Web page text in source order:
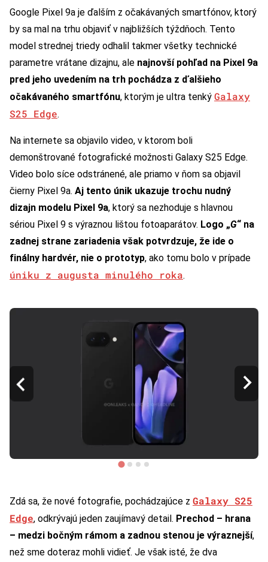
Google Pixel 9a je ďalším z očakávaných smartfónov, ktorý
by sa mal na trhu objaviť v najbližších týždňoch. Tento
model strednej triedy odhalil takmer všetky technické
parametre vrátane dizajnu, ale najnovší pohľad na Pixel 9a
pred jeho uvedením na trh pochádza z ďalšieho
očakávaného smartfónu, ktorým je ultra tenký Galaxy
S25 Edge.
Na internete sa objavilo video, v ktorom boli
demonštrované fotografické možnosti Galaxy S25 Edge.
Video bolo síce odstránené, ale priamo v ňom sa objavil
čierny Pixel 9a. Aj tento únik ukazuje trochu nudný
dizajn modelu Pixel 9a, ktorý sa nezhoduje s hlavnou
sériou Pixel 9 s výraznou lištou fotoaparátov. Logo „G“ na
zadnej strane zariadenia však potvrdzuje, že ide o
finálny hardvér, nie o prototyp, ako tomu bolo v prípade
úniku z augusta minulého roka.
Zdá sa, že nové fotografie, pochádzajúce z Galaxy S25
Edge, odkrývajú jeden zaujímavý detail. Prechod – hrana
– medzi bočným rámom a zadnou stenou je výraznejší,
než sme doteraz mohli vidieť. Je však isté, že dva